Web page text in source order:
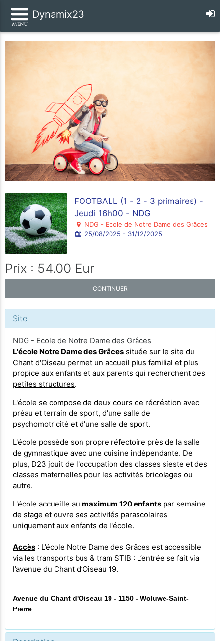
Dynamix23
FOOTBALL (1 - 2 - 3 primaires) -
Jeudi 16h00 - NDG
NDG - Ecole de Notre Dame des Grâces
25/08/2025 - 31/12/2025
Prix : 54.00 Eur
CONTINUER
Site
NDG - Ecole de Notre Dame des Grâces
L'école Notre Dame des Grâces située sur le site du
Chant d'Oiseau permet un accueil plus familial et plus
propice aux enfants et aux parents qui recherchent des
petites structures.
L'école se compose de deux cours de récréation avec
préau et terrain de sport, d'une salle de
psychomotricité et d'une salle de sport.
L'école possède son propre réfectoire près de la salle
de gymnastique avec une cuisine indépendante. De
plus, D23 jouit de l'occupation des classes sieste et des
classes maternelles pour les activités bricolages ou
autre.
L'école accueille au maximum 120 enfants par semaine
de stage et ouvre ses activités parascolaires
uniquement aux enfants de l'école.
Accès : L’école Notre Dame des Grâces est accessible
via les transports bus & tram STIB : L’entrée se fait via
l’avenue du Chant d’Oiseau 19.
Avenue du Chant d'Oiseau 19 - 1150 - Woluwe-Saint-
Pierre